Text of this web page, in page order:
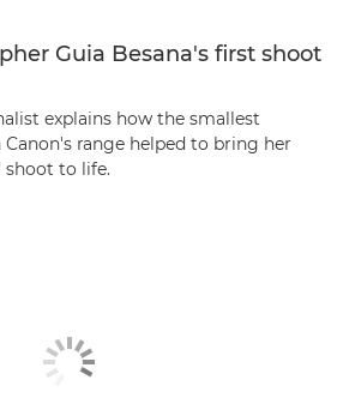
Guia Besana's first shoot
explains how the smallest
range helped to bring her
shoot to life.